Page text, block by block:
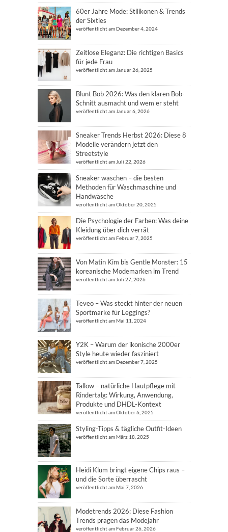
60er Jahre Mode: Stilikonen & Trends
der Sixties
veröffentlicht am Dezember 4, 2024
Zeitlose Eleganz: Die richtigen Basics
für jede Frau
veröffentlicht am Januar 26, 2025
Blunt Bob 2026: Was den klaren Bob-
Schnitt ausmacht und wem er steht
veröffentlicht am Januar 6, 2026
Sneaker Trends Herbst 2026: Diese 8
Modelle verändern jetzt den
Streetstyle
veröffentlicht am Juli 22, 2026
Sneaker waschen – die besten
Methoden für Waschmaschine und
Handwäsche
veröffentlicht am Oktober 20, 2025
Die Psychologie der Farben: Was deine
Kleidung über dich verrät
veröffentlicht am Februar 7, 2025
Von Matin Kim bis Gentle Monster: 15
koreanische Modemarken im Trend
veröffentlicht am Juli 27, 2026
Teveo – Was steckt hinter der neuen
Sportmarke für Leggings?
veröffentlicht am Mai 11, 2024
Y2K – Warum der ikonische 2000er
Style heute wieder fasziniert
veröffentlicht am Dezember 7, 2025
Tallow – natürliche Hautpflege mit
Rindertalg: Wirkung, Anwendung,
Produkte und DHDL-Kontext
veröffentlicht am Oktober 6, 2025
Styling-Tipps & tägliche Outfit-Ideen
veröffentlicht am März 18, 2025
Heidi Klum bringt eigene Chips raus –
und die Sorte überrascht
veröffentlicht am Mai 7, 2026
Modetrends 2026: Diese Fashion
Trends prägen das Modejahr
veröffentlicht am Februar 26, 2026